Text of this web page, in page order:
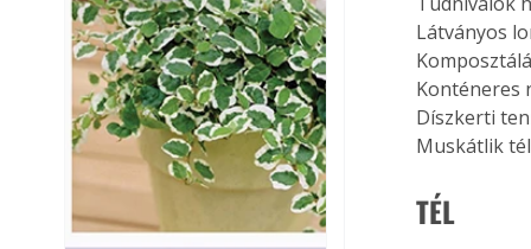
Látványos
Konténeres
Díszkerti
Muskátlik
TÉL